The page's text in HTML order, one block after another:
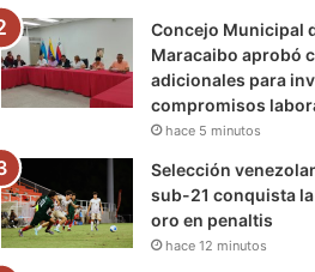
Concejo Municipal
Maracaibo aprobó
adicionales para
compromisos
hace 5 minutos
Selección
sub-21 conquista
oro en penaltis
hace 12 minutos